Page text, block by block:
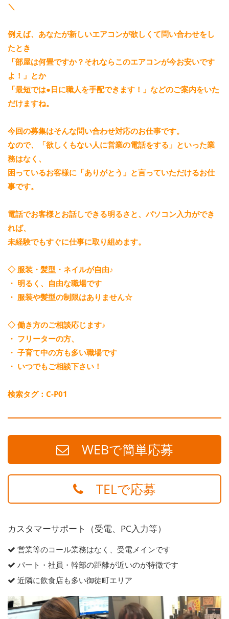
＼
例えば、あなたが新しいエアコンが欲しくて問い合わせをし
たとき
「部屋は何畳ですか？それならこのエアコンが今お安いです
よ！」とか
「最短では●日に職人を手配できます！」などのご案内をいた
だけますね。
今回の募集はそんな問い合わせ対応のお仕事です。
なので、「欲しくもない人に営業の電話をする」といった業
務はなく、
困っているお客様に「ありがとう」と言っていただけるお仕
事です。
電話でお客様とお話しできる明るさと、パソコン入力ができ
れば、
未経験でもすぐに仕事に取り組めます。
◇ 服装・髪型・ネイルが自由♪
・ 明るく、自由な職場です
・ 服装や髪型の制限はありません☆
◇ 働き方のご相談応じます♪
・ フリーターの方、
・ 子育て中の方も多い職場です
・ いつでもご相談下さい！
検索タグ：C-P01
WEBで簡単応募
TELで応募
カスタマーサポート（受電、PC入力等）
営業等のコール業務はなく、受電メインです
パート・社員・幹部の距離が近いのが特徴です
近隣に飲食店も多い御徒町エリア